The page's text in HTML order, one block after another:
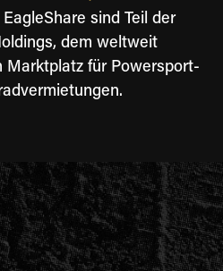
sind Teil der
dem weltweit
Marktplatz für Powersport-